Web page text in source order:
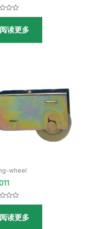
阅读更多
wheel
阅读更多